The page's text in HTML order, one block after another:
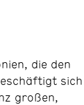
die den
sich
großen,